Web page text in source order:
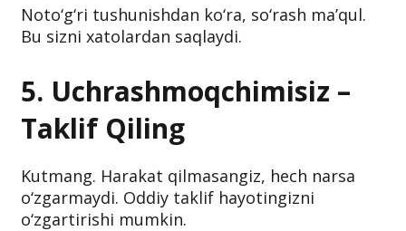
Noto‘g‘ri tushunishdan ko‘ra, so‘rash ma’qul.
Bu sizni xatolardan saqlaydi.
5. Uchrashmoqchimisiz –
Taklif Qiling
Kutmang. Harakat qilmasangiz, hech narsa
o‘zgarmaydi. Oddiy taklif hayotingizni
o‘zgartirishi mumkin.